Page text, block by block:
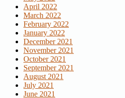
April 2022
March 2022
February 2022
January 2022
December 2021
November 2021
October 2021
September 2021
August 2021
July 2021
June 2021